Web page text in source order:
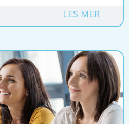
LES MER